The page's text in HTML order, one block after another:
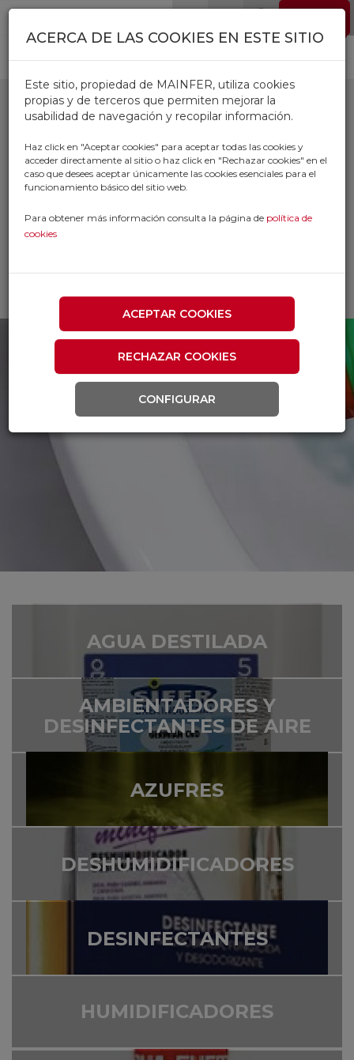
Pasar al contenido principal
PRODUCTOS
QUIMICOS Y
DROGUERIA
Inicio
Productos
DROGUERIA
AGUA DESTILADA
AMBIENTADORES Y
DESINFECTANTES DE AIRE
AZUFRES
DESHUMIDIFICADORES
DESINFECTANTES
HUMIDIFICADORES
ACERCA DE LAS COOKIES EN ESTE SITIO
Este sitio, propiedad de MAINFER, utiliza cookies
propias y de terceros que permiten mejorar la
usabilidad de navegación y recopilar información.
Haz click en "Aceptar cookies" para aceptar todas las cookies y
acceder directamente al sitio o haz click en "Rechazar cookies" en el
caso que desees aceptar únicamente las cookies esenciales para el
funcionamiento básico del sitio web.
Para obtener más información consulta la página de política de
cookies
ACEPTAR COOKIES
RECHAZAR COOKIES
CONFIGURAR